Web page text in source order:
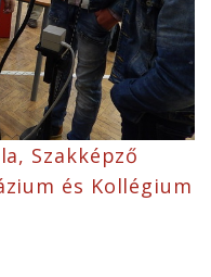
Szakképző
és Kollégium